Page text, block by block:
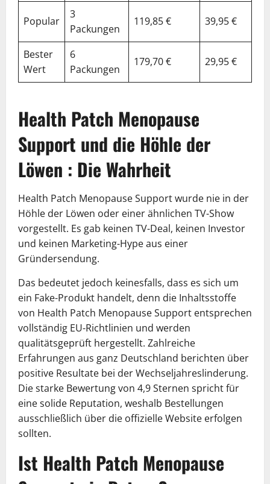
Popular
3
Packungen
119,85 € 39,95 €
Bester
Wert
6
Packungen
179,70 € 29,95 €
Health Patch Menopause
Support und die Höhle der
Löwen : Die Wahrheit
Health Patch Menopause Support wurde nie in der
Höhle der Löwen oder einer ähnlichen TV-Show
vorgestellt. Es gab keinen TV-Deal, keinen Investor
und keinen Marketing-Hype aus einer
Gründersendung.
Das bedeutet jedoch keinesfalls, dass es sich um
ein Fake-Produkt handelt, denn die Inhaltsstoffe
von Health Patch Menopause Support entsprechen
vollständig EU-Richtlinien und werden
qualitätsgeprüft hergestellt. Zahlreiche
Erfahrungen aus ganz Deutschland berichten über
positive Resultate bei der Wechseljahreslinderung.
Die starke Bewertung von 4,9 Sternen spricht für
eine solide Reputation, weshalb Bestellungen
ausschließlich über die offizielle Website erfolgen
sollten.
Ist Health Patch Menopause